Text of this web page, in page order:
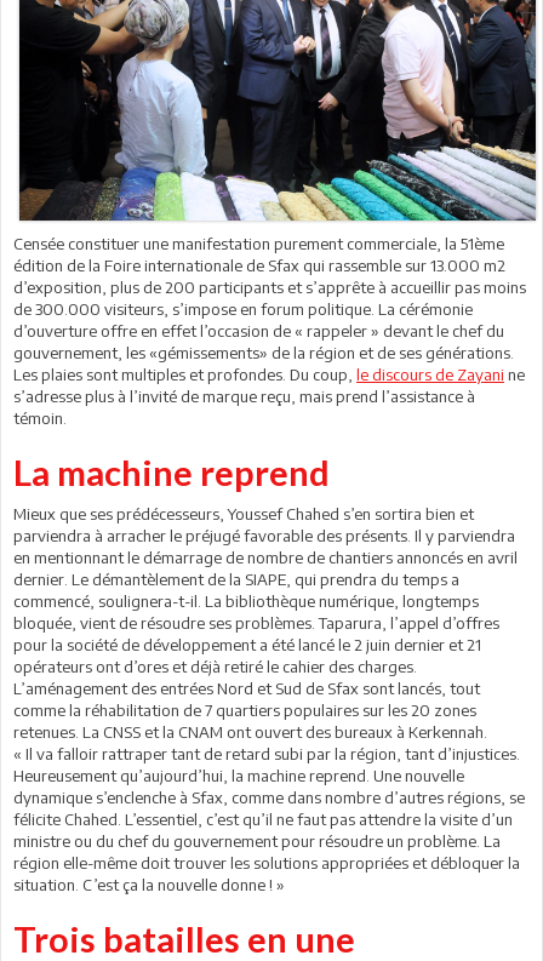
Censée constituer une manifestation purement commerciale, la 51ème
édition de la Foire internationale de Sfax qui rassemble sur 13.000 m2
d’exposition, plus de 200 participants et s’apprête à accueillir pas moins
de 300.000 visiteurs, s’impose en forum politique. La cérémonie
d’ouverture offre en effet l’occasion de « rappeler » devant le chef du
gouvernement, les «gémissements» de la région et de ses générations.
Les plaies sont multiples et profondes. Du coup, le discours de Zayani ne
s’adresse plus à l’invité de marque reçu, mais prend l’assistance à
témoin.
La machine reprend
Mieux que ses prédécesseurs, Youssef Chahed s’en sortira bien et
parviendra à arracher le préjugé favorable des présents. Il y parviendra
en mentionnant le démarrage de nombre de chantiers annoncés en avril
dernier. Le démantèlement de la SIAPE, qui prendra du temps a
commencé, soulignera-t-il. La bibliothèque numérique, longtemps
bloquée, vient de résoudre ses problèmes. Taparura, l’appel d’offres
pour la société de développement a été lancé le 2 juin dernier et 21
opérateurs ont d’ores et déjà retiré le cahier des charges.
L’aménagement des entrées Nord et Sud de Sfax sont lancés, tout
comme la réhabilitation de 7 quartiers populaires sur les 20 zones
retenues. La CNSS et la CNAM ont ouvert des bureaux à Kerkennah.
« Il va falloir rattraper tant de retard subi par la région, tant d’injustices.
Heureusement qu’aujourd’hui, la machine reprend. Une nouvelle
dynamique s’enclenche à Sfax, comme dans nombre d’autres régions, se
félicite Chahed. L’essentiel, c’est qu’il ne faut pas attendre la visite d’un
ministre ou du chef du gouvernement pour résoudre un problème. La
région elle-même doit trouver les solutions appropriées et débloquer la
situation. C’est ça la nouvelle donne ! »
Trois batailles en une